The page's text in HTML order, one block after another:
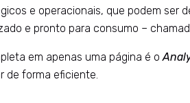
e operacionais, que podem
e pronto para consumo –
em apenas uma página é o
de forma eficiente.